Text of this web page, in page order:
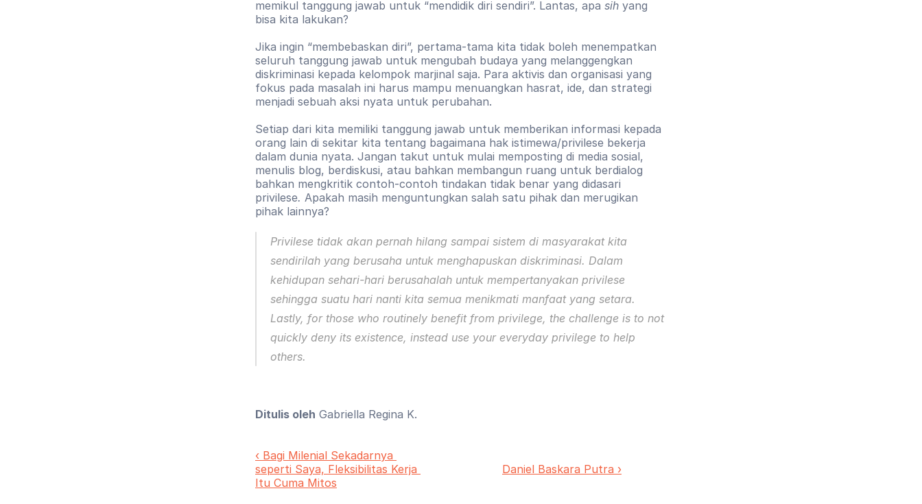
memikul tanggung jawab untuk “mendidik diri sendiri”. Lantas, apa sih yang
bisa kita lakukan?
Jika ingin “membebaskan diri”, pertama-tama kita tidak boleh menempatkan
seluruh tanggung jawab untuk mengubah budaya yang melanggengkan
diskriminasi kepada kelompok marjinal saja. Para aktivis dan organisasi yang
fokus pada masalah ini harus mampu menuangkan hasrat, ide, dan strategi
menjadi sebuah aksi nyata untuk perubahan.
Setiap dari kita memiliki tanggung jawab untuk memberikan informasi kepada
orang lain di sekitar kita tentang bagaimana hak istimewa/privilese bekerja
dalam dunia nyata. Jangan takut untuk mulai memposting di media sosial,
menulis blog, berdiskusi, atau bahkan membangun ruang untuk berdialog
bahkan mengkritik contoh-contoh tindakan tidak benar yang didasari
privilese. Apakah masih menguntungkan salah satu pihak dan merugikan
pihak lainnya?
Privilese tidak akan pernah hilang sampai sistem di masyarakat kita
sendirilah yang berusaha untuk menghapuskan diskriminasi. Dalam
kehidupan sehari-hari berusahalah untuk mempertanyakan privilese
Lastly, for those who routinely benefit from privilege, the challenge is to not
quickly deny its existence, instead use your everyday privilege to help
others.
Ditulis oleh Gabriella Regina K.
‹ Bagi Milenial Sekadarnya
seperti Saya, Fleksibilitas Kerja
Itu Cuma Mitos
Daniel Baskara Putra ›